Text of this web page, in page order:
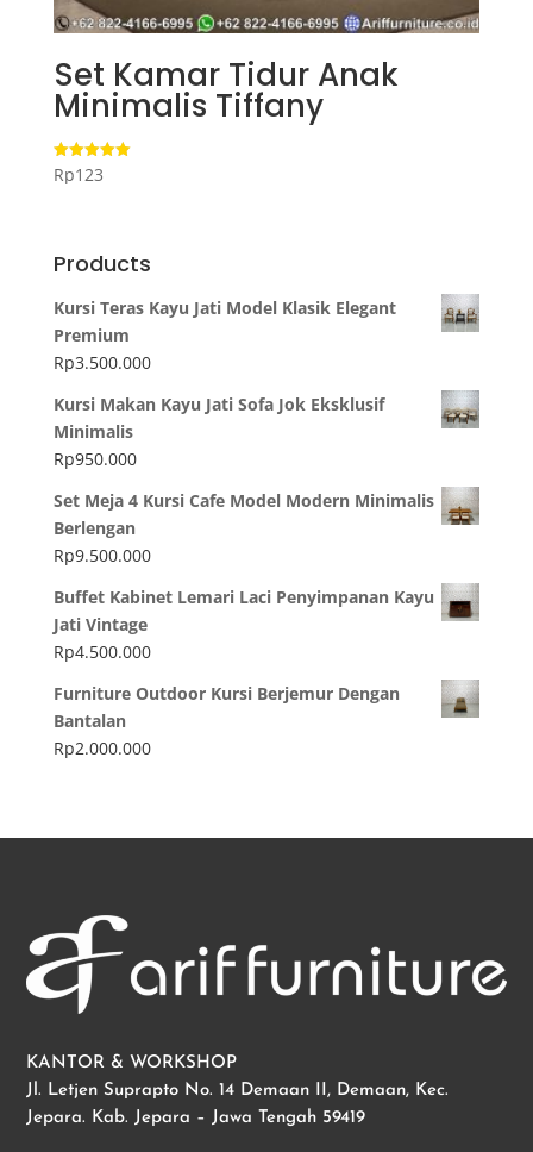
Set Kamar Tidur Anak
Minimalis Tiffany
Dinilai
5.00
Rp123
Products
Kursi Teras Kayu Jati Model Klasik Elegant
Premium
Rp3.500.000
Kursi Makan Kayu Jati Sofa Jok Eksklusif
Minimalis
Rp950.000
Set Meja 4 Kursi Cafe Model Modern Minimalis
Berlengan
Rp9.500.000
Buffet Kabinet Lemari Laci Penyimpanan Kayu
Jati Vintage
Rp4.500.000
Furniture Outdoor Kursi Berjemur Dengan
Bantalan
Rp2.000.000
KANTOR & WORKSHOP
Jl. Letjen Suprapto No. 14 Demaan II, Demaan, Kec.
Jepara. Kab. Jepara – Jawa Tengah 59419